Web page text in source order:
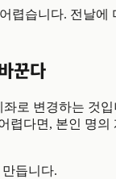
렵습니다. 전날
꾼다
로 변경하는 것
렵다면, 본인 명의
듭니다.